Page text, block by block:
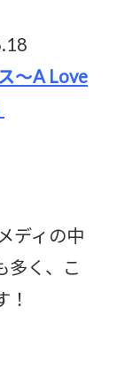
〜A Love
ディの中
多く、こ
！